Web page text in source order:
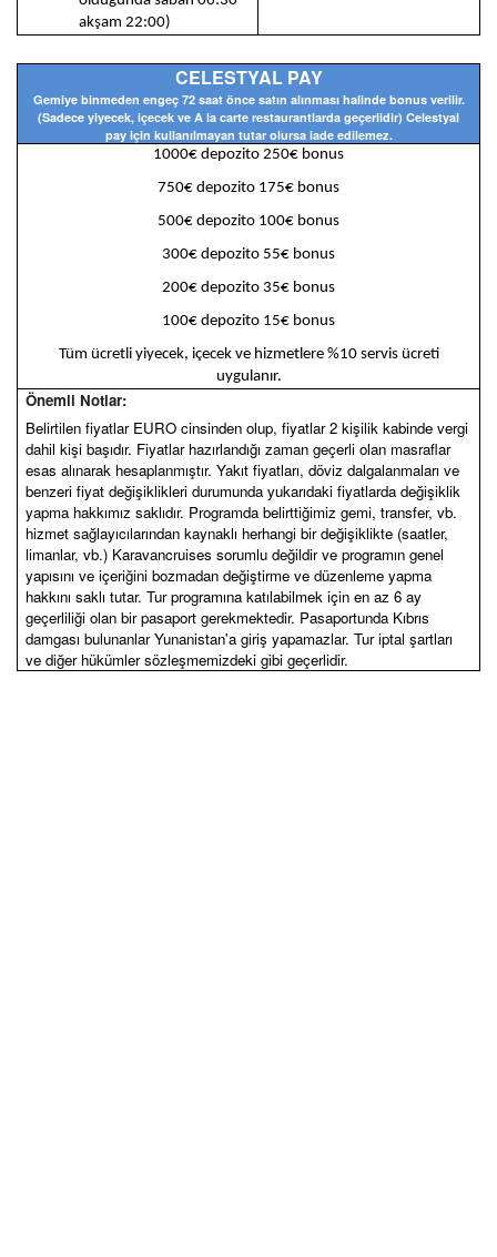
akşam 22:00)
CELESTYAL PAY
Gemiye binmeden engeç 72 saat önce satın alınması halinde bonus verilir.
(Sadece yiyecek, içecek ve A la carte restaurantlarda geçerlidir) Celestyal
pay için kullanılmayan tutar olursa iade edilemez.
1000€ depozito 250€ bonus
750€ depozito 175€ bonus
500€ depozito 100€ bonus
300€ depozito 55€ bonus
200€ depozito 35€ bonus
100€ depozito 15€ bonus
Tüm ücretli yiyecek, içecek ve hizmetlere %10 servis ücreti
uygulanır.
Önemli Notlar:
Belirtilen fiyatlar EURO cinsinden olup, fiyatlar 2 kişilik kabinde vergi
dahil kişi başıdır. Fiyatlar hazırlandığı zaman geçerli olan masraflar
esas alınarak hesaplanmıştır. Yakıt fiyatları, döviz dalgalanmaları ve
benzeri fiyat değişiklikleri durumunda yukarıdaki fiyatlarda değişiklik
yapma hakkımız saklıdır. Programda belirttiğimiz gemi, transfer, vb.
hizmet sağlayıcılarından kaynaklı herhangi bir değişiklikte (saatler,
limanlar, vb.) Karavancruises sorumlu değildir ve programın genel
yapısını ve içeriğini bozmadan değiştirme ve düzenleme yapma
hakkını saklı tutar. Tur programına katılabilmek için en az 6 ay
geçerliliği olan bir pasaport gerekmektedir. Pasaportunda Kıbrıs
damgası bulunanlar Yunanistan'a giriş yapamazlar. Tur iptal şartları
ve diğer hükümler sözleşmemizdeki gibi geçerlidir.